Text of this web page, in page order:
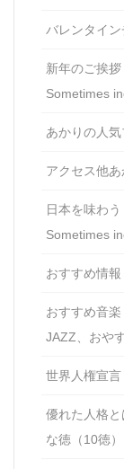
バレンタイ
新年のご挨拶
Sometimes
あかりの人
アクセス他
日本を味わ
Sometimes
おすすめ情報
おすすめ音楽
JAZZ、おや
世界人権宣言
優れた人格
な徳（10徳